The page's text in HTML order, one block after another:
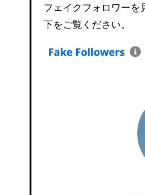
フェイクフォロワー
下をご覧ください。